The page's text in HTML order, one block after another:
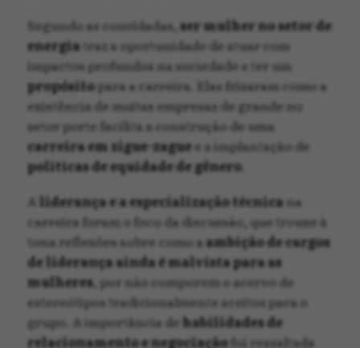
Segundo as convidadas, ser mulher no setor de
energiatraz a oportunidade de atuar com
impactos profundos na sociedade e ter um
propósitopara a carreira. Elas frisaram como a
existência de muitas empresas de grande no
setor porte facilita a construção de uma
carreira em zigue-zaguee a implantação de
políticas de equidade de gênero.
A liderança e a especialização técnicana
carreira foram o foco da discussão, que trouxe à
tona reflexões sobre como aambição de cargos
de liderança ainda é malvista para as
mulheres, por não comporem o acervo de
estereótipos tradicionalmente aceitos para o
grupo. A importância de habilidades de
relacionamento e negociaçãofoi ressaltada